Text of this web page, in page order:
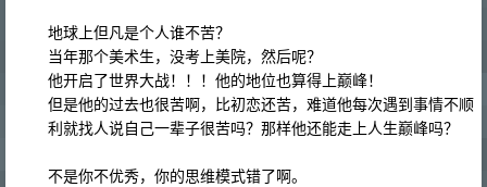
地球上但凡是个人谁不苦？
当年那个美术生，没考上美院，然后呢？
他开启了世界大战！！！他的地位也算得上巅峰！
但是他的过去也很苦啊，比初恋还苦，难道他每次遇到事情不顺
利就找人说自己一辈子很苦吗？那样他还能走上人生巅峰吗？
不是你不优秀，你的思维模式错了啊。